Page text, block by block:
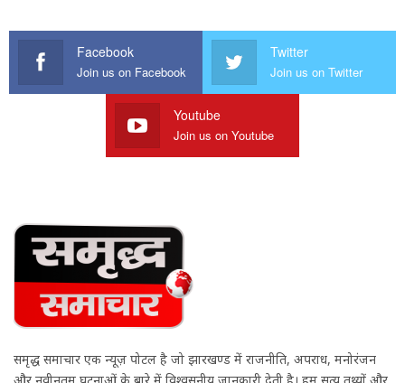
Facebook
Join us on Facebook
Twitter
Join us on Twitter
Youtube
Join us on Youtube
समृद्ध समाचार एक न्यूज़ पोर्टल है जो झारखण्ड में राजनीति, अपराध, मनोरंजन